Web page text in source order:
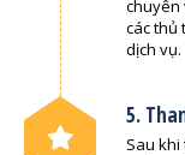
chuyên
các thủ
dịch vụ.
5.
Sau khi